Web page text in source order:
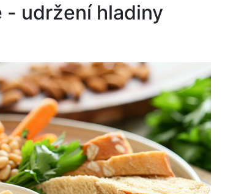
- udržení hladiny